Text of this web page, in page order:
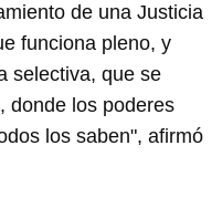
de una Justicia
funciona pleno, y
selectiva, que se
donde los poderes
los saben", afirmó